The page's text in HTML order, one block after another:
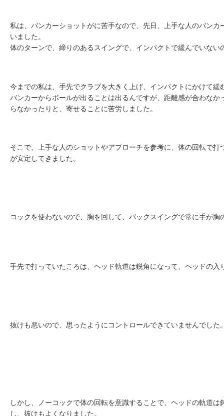
私は、バンカーショットがに苦手なので、先日、上手な人のバンカ
いました。
体のターンで、締りのあるスイングで、インパクトで緩んでいない
今までの私は、手先でクラブを大きく上げ、インパクトにかけて緩
バンカーからボールが出ることは出るんですが、距離感が合わなか
らなかったりと、寄せることに苦労しました。
そこで、上手な人のショットやアプローチを参考に、体の回転で
が安定してきました。
コックを使わないので、胸を回して、バックスイングで常に手が胸
手先で打っていたころは、ヘッド軌道は鋭角になって、ヘッドの入
抜けも悪いので、思ったようにコントロールできていませんでした
しかし、ノーコックで体の回転を意識することで、ヘッドの軌道
し、抜けもよくなりました。